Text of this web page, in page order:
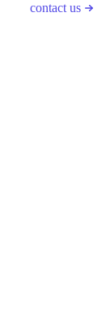
contact us